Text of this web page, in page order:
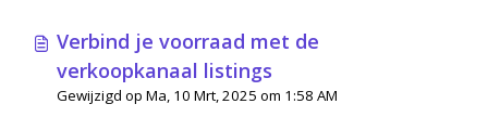
Verbind je voorraad met de
verkoopkanaal listings
Gewijzigd op Ma, 10 Mrt, 2025 om 1:58 AM